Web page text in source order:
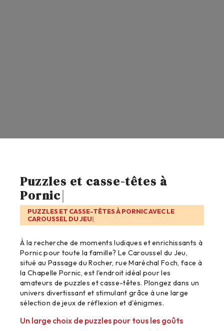
Puzzles et casse-têtes à
Pornic
PUZZLES ET CASSE-TÊTES À PORNIC AVEC LE
CAROUSSEL DU JEU
À la recherche de moments ludiques et enrichissants à
Pornic pour toute la famille? Le Caroussel du Jeu,
situé au Passage du Rocher, rue Maréchal Foch, face à
la Chapelle Pornic, est l'endroit idéal pour les
amateurs de puzzles et casse-têtes. Plongez dans un
univers divertissant et stimulant grâce à une large
sélection de jeux de réflexion et d'énigmes.
Un large choix de puzzles pour tous les goûts